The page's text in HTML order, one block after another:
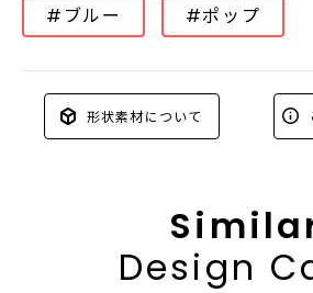
#ブルー #ポップ
形状素材について
Design